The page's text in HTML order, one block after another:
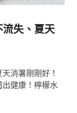
失、夏天
消暑剛剛好！
健康！檸檬水